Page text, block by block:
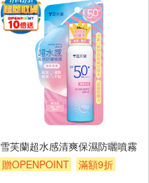
雪芙蘭超水感清爽保濕防曬噴霧
贈OPENPOINT
滿額9折